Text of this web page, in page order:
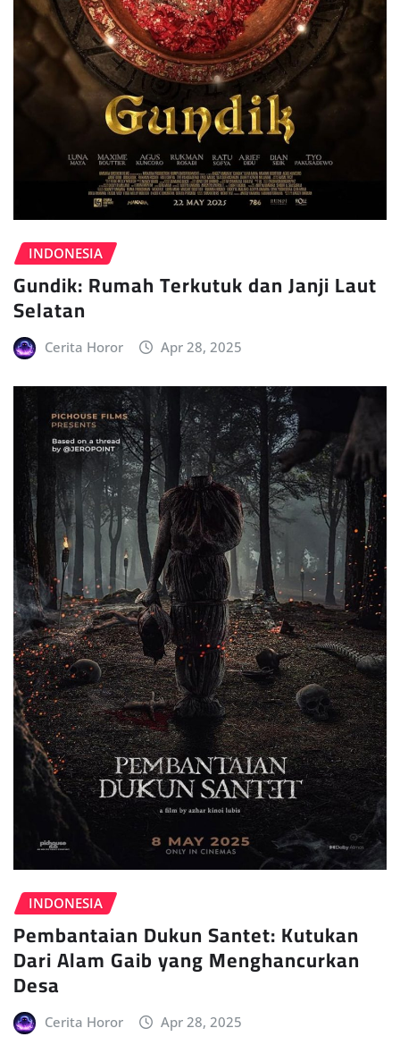
INDONESIA
Gundik: Rumah Terkutuk dan Janji Laut
Selatan
Cerita Horor Apr 28, 2025
INDONESIA
Pembantaian Dukun Santet: Kutukan
Dari Alam Gaib yang Menghancurkan
Desa
Cerita Horor Apr 28, 2025